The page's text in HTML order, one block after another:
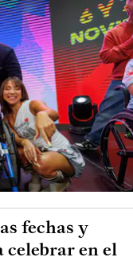
fechas y
celebrar en el